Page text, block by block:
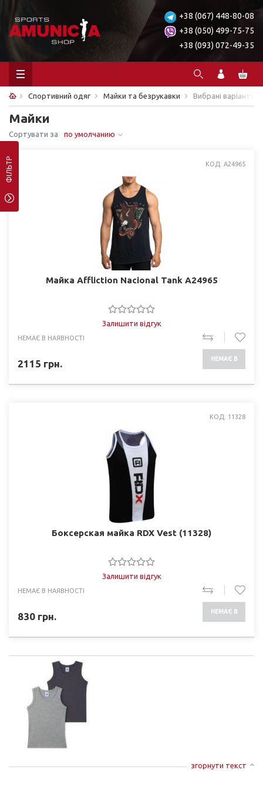
+38 (067) 448-80-08
+38 (050) 499-75-75
+38 (093) 072-49-35
Спортивний одяг Майки та безрукавки Вибрані варіанти
Майки
Сортувати за по умолчанию
ФІЛЬТР КОД: A24965
Майка Affliction Nacional Tank A24965
Залишити відгук
НЕМАЄ В НАЯВНОСТІ
2115 грн. НЕМАЄ В
КОД: 11328
Боксерская майка RDX Vest (11328)
Залишити відгук
НЕМАЄ В НАЯВНОСТІ
830 грн. НЕМАЄ В
згорнути текст